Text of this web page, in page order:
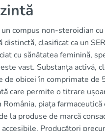
compus non-steroidian
distinctă, clasificat ca un
cu sănătatea feminină,
vast. Substanța activă,
de obicei în comprimate de
care permite o titrare
piața farmaceutică
la produse de marcă
Producători